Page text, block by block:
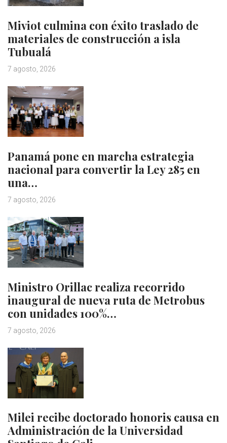
Miviot culmina con éxito traslado de
materiales de construcción a isla
Tubualá
7 agosto, 2026
Panamá pone en marcha estrategia
nacional para convertir la Ley 285 en
una…
7 agosto, 2026
Ministro Orillac realiza recorrido
inaugural de nueva ruta de Metrobus
con unidades 100%…
7 agosto, 2026
Milei recibe doctorado honoris causa en
Administración de la Universidad